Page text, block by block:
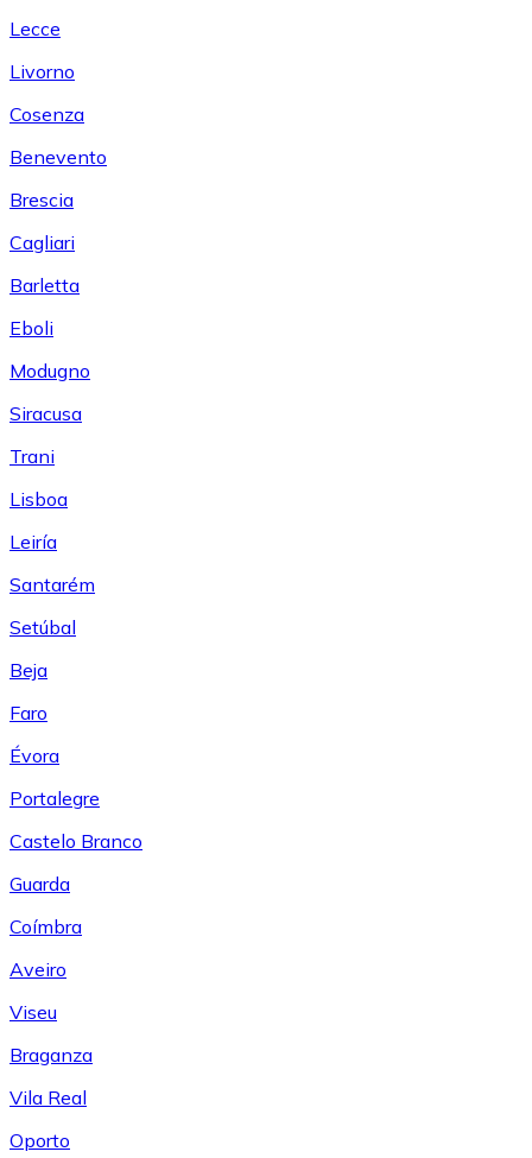
Lecce
Livorno
Cosenza
Benevento
Brescia
Cagliari
Barletta
Eboli
Modugno
Siracusa
Trani
Lisboa
Leiría
Santarém
Setúbal
Beja
Faro
Évora
Portalegre
Castelo Branco
Guarda
Coímbra
Aveiro
Viseu
Braganza
Vila Real
Oporto